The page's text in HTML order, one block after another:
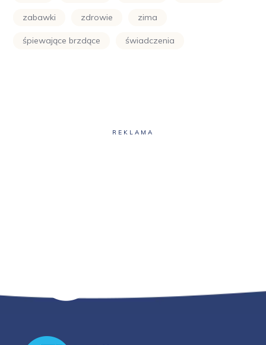
zabawki zdrowie zima
śpiewające brzdące świadczenia
REKLAMA